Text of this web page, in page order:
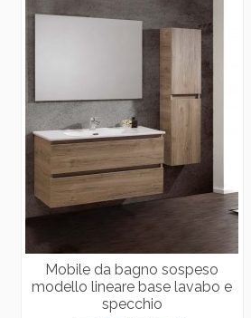
Mobile da bagno sospeso
modello lineare base lavabo e
specchio